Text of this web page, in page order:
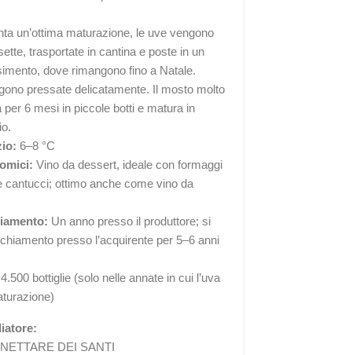
un’ottima maturazione, le uve vengono
trasportate in cantina e poste in un
dove rimangono fino a Natale.
pressate delicatamente. Il mosto molto
per 6 mesi in piccole botti e matura in
6–8 °C
Vino da dessert, ideale con formaggi
cantucci; ottimo anche come vino da
Un anno presso il produttore; si
presso l’acquirente per 5–6 anni
4.500 bottiglie (solo nelle annate in cui l’uva
DEI SANTI